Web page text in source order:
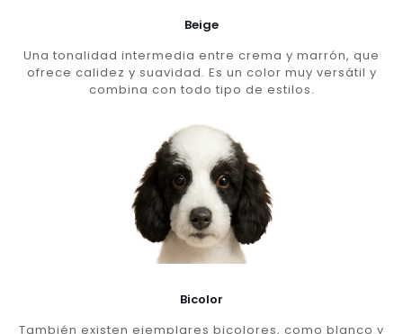
Beige
Una tonalidad intermedia entre crema y marrón, que
ofrece calidez y suavidad. Es un color muy versátil y
combina con todo tipo de estilos.
Bicolor
También existen ejemplares bicolores, como blanco y